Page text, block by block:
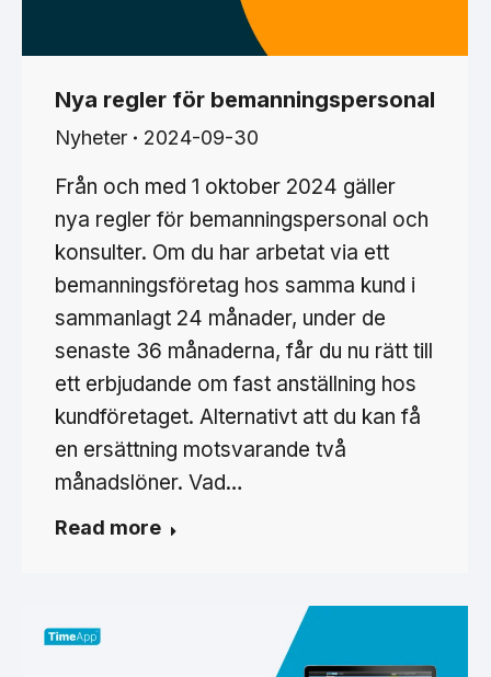
Nya regler för bemanningspersonal
Nyheter 2024-09-30
Från och med 1 oktober 2024 gäller
nya regler för bemanningspersonal och
konsulter. Om du har arbetat via ett
bemanningsföretag hos samma kund i
sammanlagt 24 månader, under de
senaste 36 månaderna, får du nu rätt till
ett erbjudande om fast anställning hos
kundföretaget. Alternativt att du kan få
en ersättning motsvarande två
månadslöner. Vad…
Read more